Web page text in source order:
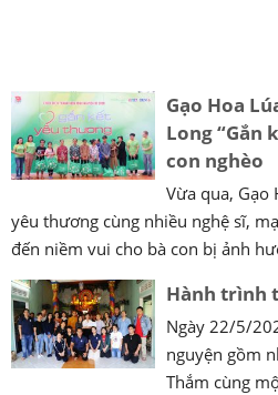
Gạo Hoa
Long “Gắn
con nghèo
Vừa qua, Gạo
yêu thương cùng nhiều nghệ sĩ,
đến niềm vui cho bà con bị ảnh
Hành trình
Ngày 22/5/
nguyện gồm
Thắm cùng